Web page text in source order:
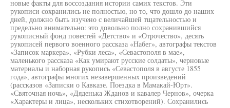
новые факты для воссоздания истории самих текстов. Эти
рукописи сохранились не полностью, но то, что дошло до наших
дней, должно быть изучено с величайшей тщательностью и
предельно внимательно: это довольно полно сохранившийся
рукописный фонд повестей «Детство» и «Отрочество», десять
рукописей первого военного рассказа «Набег», автографы текстов
«Записок маркера», «Рубки леса», «Севастополя в мае»,
маленького рассказа «Как умирают русские солдаты», черновые
материалы и наборная рукопись «Севастополя в августе 1855
года», автографы многих незавершенных произведений
(рассказов «Записки о Кавказе. Поездка в Мамакай-Юрт».
«Святочная ночь», «Дяденька Жданов и кавалер Чернов», очерка
«Характеры и лица», нескольких стихотворений). Сохранились